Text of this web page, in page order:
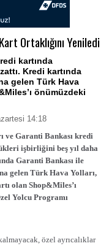
Ortaklığını Yeniledi
kartında
Kredi kartında
gelen Türk Hava
önümüzdeki
14:18
ve Garanti Bankası kredi
işbirliğini beş yıl daha
Garanti Bankası ile
gelen Türk Hava Yolları,
olan Shop&Miles’ı
Yolcu Programı
özel ayrıcalıklar